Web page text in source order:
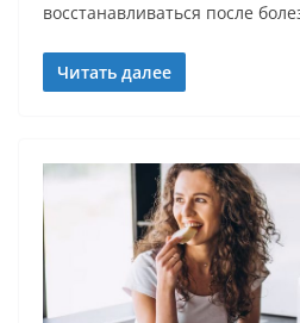
восстанавливаться после
Читать далее